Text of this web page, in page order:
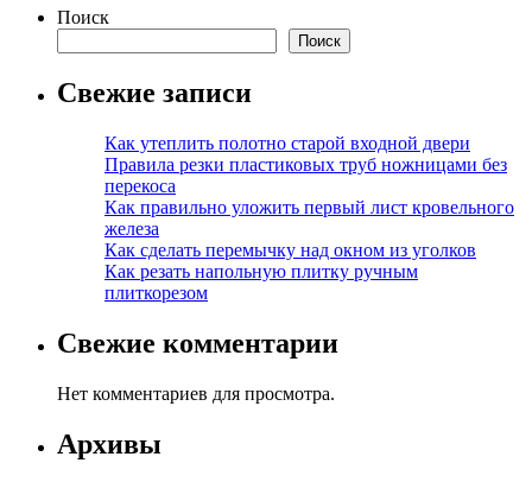
Поиск
Поиск
Свежие записи
Как утеплить полотно старой входной двери
Правила резки пластиковых труб ножницами без
перекоса
Как правильно уложить первый лист кровельного
железа
Как сделать перемычку над окном из уголков
Как резать напольную плитку ручным
плиткорезом
Свежие комментарии
Нет комментариев для просмотра.
Архивы